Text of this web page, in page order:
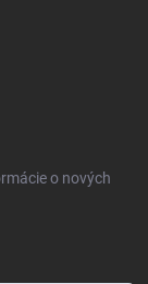
o nových